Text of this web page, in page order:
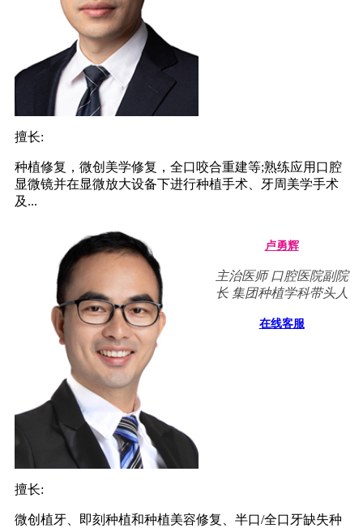
擅长:
种植修复，微创美学修复，全口咬合重建等;熟练应用口腔
显微镜并在显微放大设备下进行种植手术、牙周美学手术
及...
卢勇辉
主治医师 口腔医院副院
长 集团种植学科带头人
在线客服
擅长:
微创植牙、即刻种植和种植美容修复、半口/全口牙缺失种